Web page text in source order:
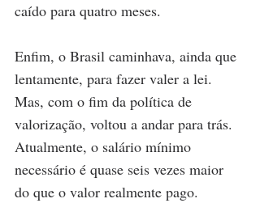
caído para quatro meses.
Enfim, o Brasil caminhava, ainda que
lentamente, para fazer valer a lei.
Mas, com o fim da política de
valorização, voltou a andar para trás.
Atualmente, o salário mínimo
necessário é quase seis vezes maior
do que o valor realmente pago.